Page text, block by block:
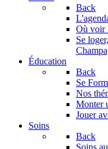
Back
Où voir
Se
Éducation
Back
Se
Nos
Monter
Jouer
Soins
Back
Soins